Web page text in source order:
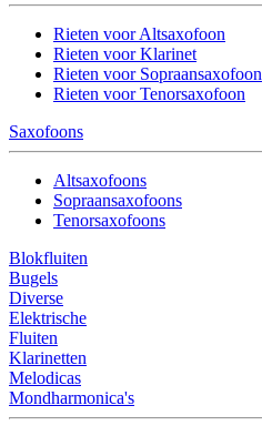
Rieten voor Altsaxofoon
Rieten voor Klarinet
Rieten voor Sopraansaxofoon
Rieten voor Tenorsaxofoon
Saxofoons
Altsaxofoons
Sopraansaxofoons
Tenorsaxofoons
Blokfluiten
Bugels
Diverse
Elektrische
Fluiten
Klarinetten
Melodicas
Mondharmonica's